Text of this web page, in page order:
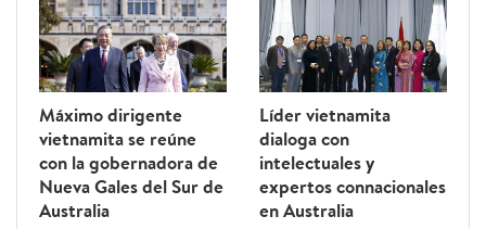
Máximo dirigente
vietnamita se reúne
con la gobernadora de
Nueva Gales del Sur de
Australia
Líder vietnamita
dialoga con
intelectuales y
expertos connacionales
en Australia